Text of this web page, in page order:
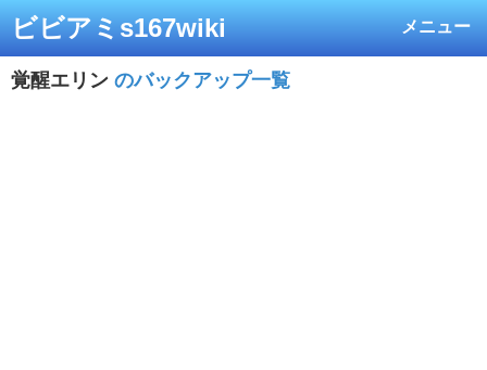
メニュー
ビビアミs167wiki
覚醒エリン のバックアップ一覧